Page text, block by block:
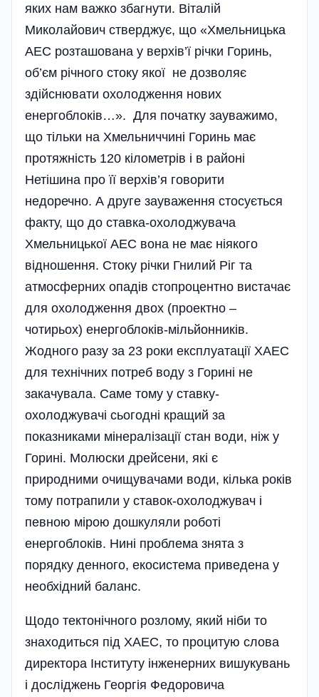
яких нам важко збагнути. Віталій
Миколайович стверджує, що «Хмельницька
АЕС розташована у верхів’ї річки Горинь,
об’єм річного стоку якої не дозволяє
здійснювати охолодження нових
енергоблоків…». Для початку зауважимо,
що тільки на Хмельниччині Горинь має
протяжність 120 кілометрів і в районі
Нетішина про її верхі­в’я говорити
недоречно. А друге зауваження стосується
факту, що до ставка-охолоджувача
Хмельницької АЕС вона не має ніякого
відношення. Стоку річки Гнилий Ріг та
атмосферних опа­дів стопроцентно вистачає
для охолодження двох (проектно –
чотирьох) енергоблоків-мільйонників.
Жодного разу за 23 роки експлуатації ХАЕС
для технічних потреб воду з Горині не
закачувала. Саме тому у ставку-
охолоджувачі сьогодні кращий за
показниками мінералізації стан води, ніж у
Горині. Молюски дрейсени, які є
природними очищувачами води, кілька років
тому потрапили у ставок-охолоджувач і
певною мірою дошкуляли роботі
енергоблоків. Нині проблема знята з
порядку денного, екосистема приведена у
необхідний баланс.
Щодо тектонічного розлому, який ніби то
зна­ходиться під ХАЕС, то процитую слова
директора Інституту інженерних вишукувань
і дослі­джень Георгія Федоровича